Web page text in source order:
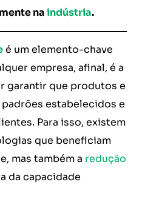
naindústria.
é um elemento-chave
empresa, afinal, é a
garantir que produtos e
estabelecidos e
Para isso, existem
que beneficiam
mas também a redução
da capacidade